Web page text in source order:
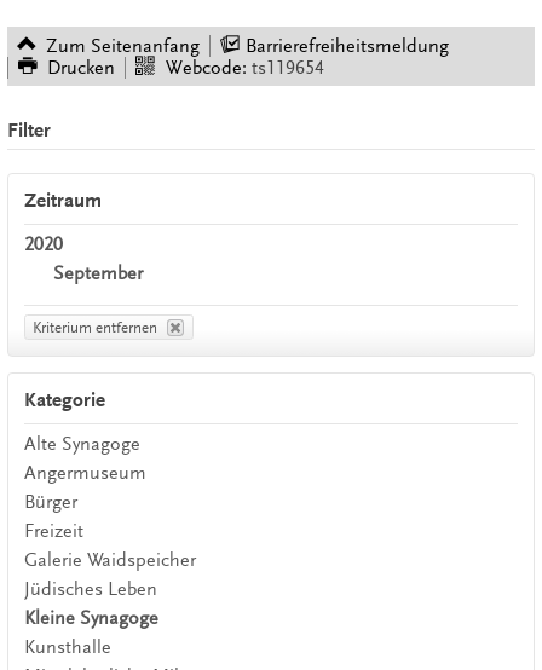
Zum Seitenanfang
Barrierefreiheitsmeldung
Drucken
Webcode: ts119654
Filter
Zeitraum
2020
September
Kriterium entfernen
Kategorie
Alte Synagoge
Angermuseum
Bürger
Freizeit
Galerie Waidspeicher
Jüdisches Leben
Kleine Synagoge
Kunsthalle